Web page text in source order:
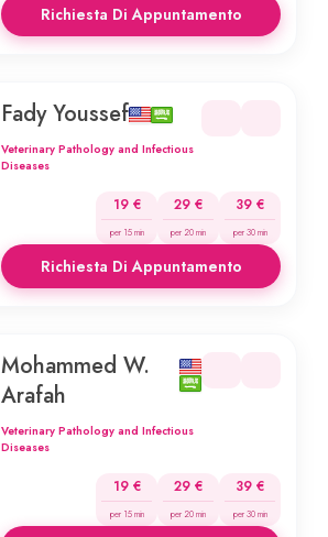
Richiesta Di Appuntamento
Fady Youssef
Veterinary Pathology and Infectious
Diseases
19 €
per 15 min
29 €
per 20 min
39 €
per 30 min
Richiesta Di Appuntamento
Mohammed W.
Arafah
Veterinary Pathology and Infectious
Diseases
19 €
per 15 min
29 €
per 20 min
39 €
per 30 min